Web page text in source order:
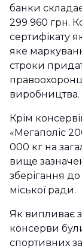
банки
299 960 грн.
сертифікату
яке
строки
виробництва.
Крім
«Мегаполіс
000 кг на
вище
зберігання
міської ради.
Як випливає з
консерви
спортивних